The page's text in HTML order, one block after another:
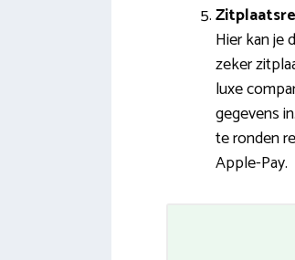
Hier kan je
zeker
luxe
gegevens
te ronden
Apple-Pay.